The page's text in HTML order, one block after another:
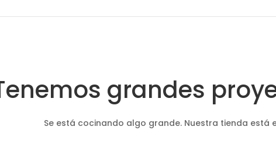
grandes
Se está cocinando algo grande. Nuestra tienda